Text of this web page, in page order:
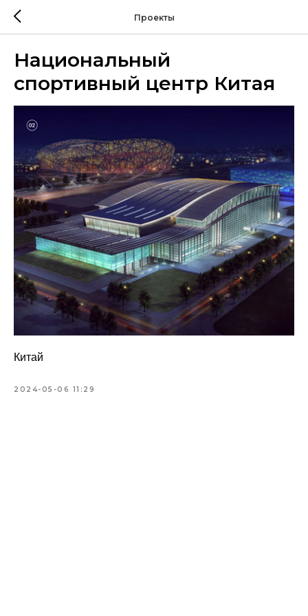
Проекты
Национальный
спортивный центр Китая
Китай
2024-05-06 11:29